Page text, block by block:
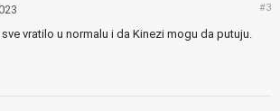
#3
vratilo u normalu i da Kinezi mogu da putuju.